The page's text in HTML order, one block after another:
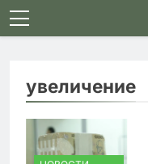
Skip
to
увеличение